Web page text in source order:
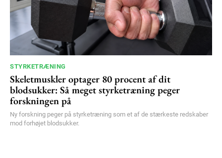
STYRKETRÆNING
Skeletmuskler optager 80 procent af dit
blodsukker: Så meget styrketræning peger
forskningen på
Ny forskning peger på styrketræning som et af de stærkeste redskaber
mod forhøjet blodsukker.